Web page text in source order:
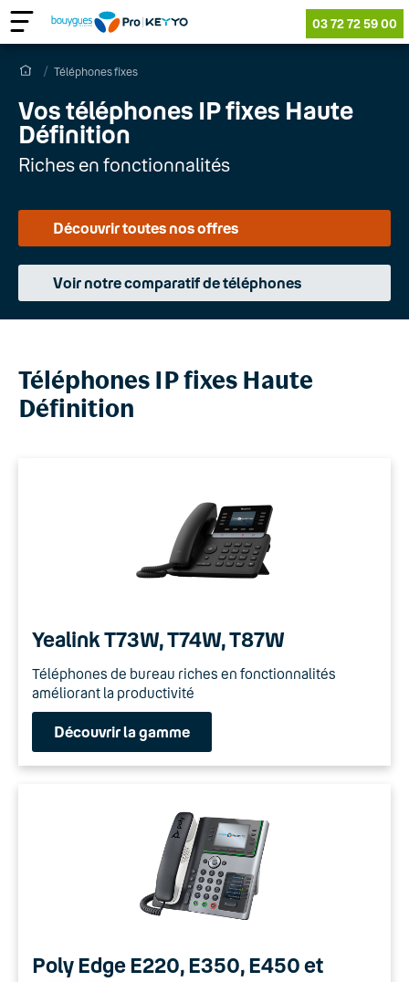
03 72 72 59 00
Téléphones fixes
Vos téléphones IP fixes Haute
Définition
Riches en fonctionnalités
Découvrir toutes nos offres
Voir notre comparatif de téléphones
Téléphones IP fixes Haute
Définition
Yealink T73W, T74W, T87W
Téléphones de bureau riches en fonctionnalités
améliorant la productivité
Découvrir la gamme
Poly Edge E220, E350, E450 et